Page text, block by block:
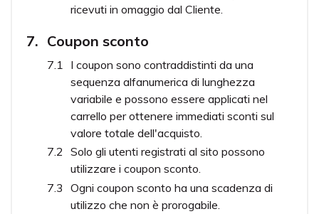
ricevuti in omaggio dal Cliente.
Coupon sconto
I coupon sono contraddistinti da una
sequenza alfanumerica di lunghezza
variabile e possono essere applicati nel
carrello per ottenere immediati sconti sul
valore totale dell'acquisto.
Solo gli utenti registrati al sito possono
utilizzare i coupon sconto.
Ogni coupon sconto ha una scadenza di
utilizzo che non è prorogabile.